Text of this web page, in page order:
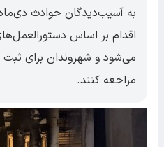
به آسیب‌دیدگان حوادث
اقدام بر اساس
می‌شود و شهروندان برای ثبت
مراجعه کنند.